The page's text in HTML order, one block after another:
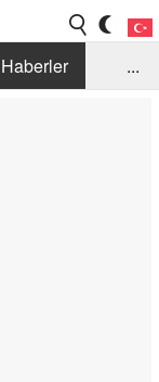
Haberler
...